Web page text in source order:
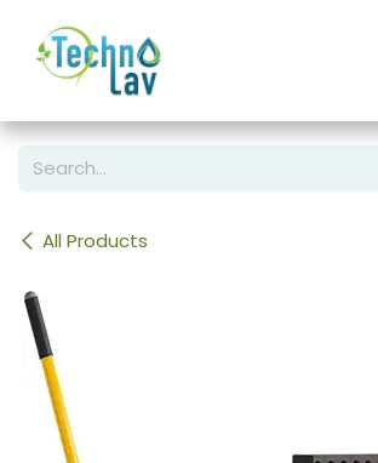
All Products